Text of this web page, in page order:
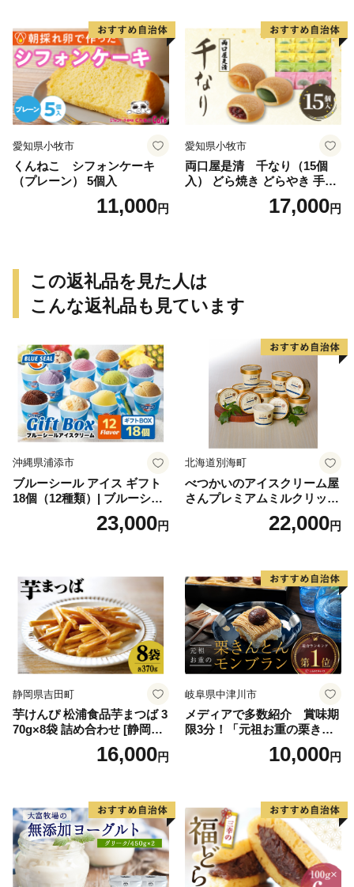
愛知県小牧市
くんねこ シフォンケーキ
（プレーン） 5個入
11,000円
愛知県小牧市
両口屋是清 千なり（15個
入） どら焼き どらやき 手土
産 お土産 土産 丹波大納言小
豆 抹茶 林檎 りんご 慶事 お
17,000円
この返礼品を見た人は
こんな返礼品も見ています
沖縄県浦添市
ブルーシール アイス ギフト
18個（12種類）| ブルーシー
ルアイス ブルーシールアイ
スクリーム 着日指定可能 送
誕生日 カップ 詰め合わせ バ
ラエティ | バニラ チョコレー
ト ストロベリー ピスタチオ
バニラ＆クッキー ウベ 沖縄
紅イモ 塩ちんすこう 沖縄シ
ークヮーサー 沖縄黒糖 琉球
ロイヤルミルクティ 沖縄パ
イン
23,000円
北海道別海町
べつかいのアイスクリーム屋
さんプレミアムミルクリッチ
12個（AP-01）（ 北海道アイ
ス 北海道産アイス アイス ア
道産アイス 道産アイスクリ
ーム ギフト 詰合せ 詰め合わ
せ ふるさと納税 ）
22,000円
静岡県吉田町
芋けんぴ 松浦食品芋まつば 3
70g×8袋 詰め合わせ [静岡伊
勢丹(松浦食品) 静岡県 吉田町
22424274] 芋ケンピ セット
16,000円
岐阜県中津川市
メディアで多数紹介 賞味期
限3分！「元祖お重の栗きん
とんモンブラン」 【未来の
ご褒美】スイーツ 栗 モンブ
子 菓子 F4N-2298
10,000円